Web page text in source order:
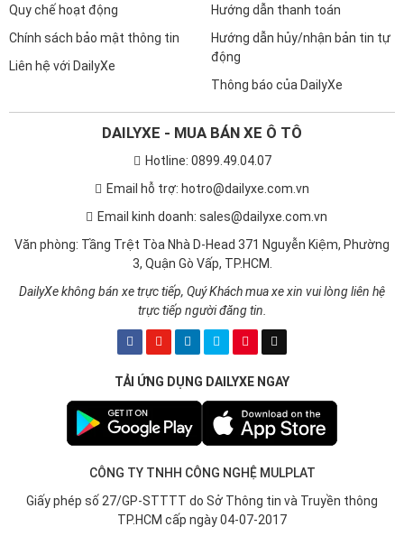
Quy chế hoạt động
Chính sách bảo mật thông tin
Liên hệ với DailyXe
Hướng dẫn thanh toán
Hướng dẫn hủy/nhận bản tin tự
động
Thông báo của DailyXe
DAILYXE - MUA BÁN XE Ô TÔ
Hotline: 0899.49.04.07
Email hỗ trợ: hotro@dailyxe.com.vn
Email kinh doanh: sales@dailyxe.com.vn
Văn phòng: Tầng Trệt Tòa Nhà D-Head 371 Nguyễn Kiệm, Phường
3, Quận Gò Vấp, TP.HCM.
DailyXe không bán xe trực tiếp, Quý Khách mua xe xin vui lòng liên hệ
trực tiếp người đăng tin.
TẢI ỨNG DỤNG DAILYXE NGAY
CÔNG TY TNHH CÔNG NGHỆ MULPLAT
Giấy phép số 27/GP-STTTT do Sở Thông tin và Truyền thông
TP.HCM cấp ngày 04-07-2017